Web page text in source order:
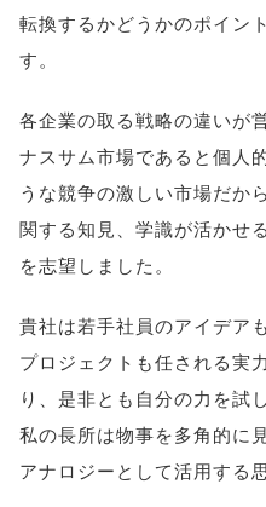
転換するかどうかのポイン
す。
各企業の取る戦略の違いが
ナスサム市場であると個人
うな競争の激しい市場だか
関する知見、学識が活かせ
を志望しました。
貴社は若手社員のアイデア
プロジェクトも任される実
り、是非とも自分の力を試
私の長所は物事を多角的に
アナロジーとして活用する